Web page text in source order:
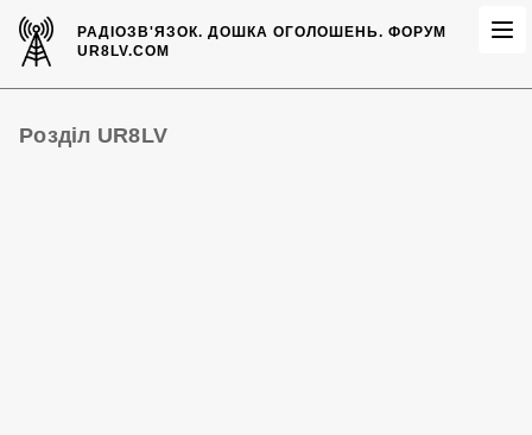
РАДІОЗВ'ЯЗОК.ДОШКА ОГОЛОШЕНЬ. ФОРУМ
UR8LV.COM
Розділ UR8LV